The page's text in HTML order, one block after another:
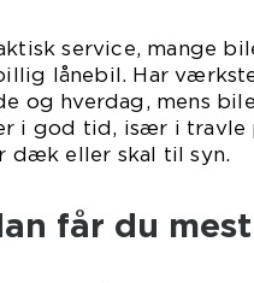
service, mange
lånebil. Har
og hverdag, mens
i god tid, især i travle
dæk eller skal til syn.
får du